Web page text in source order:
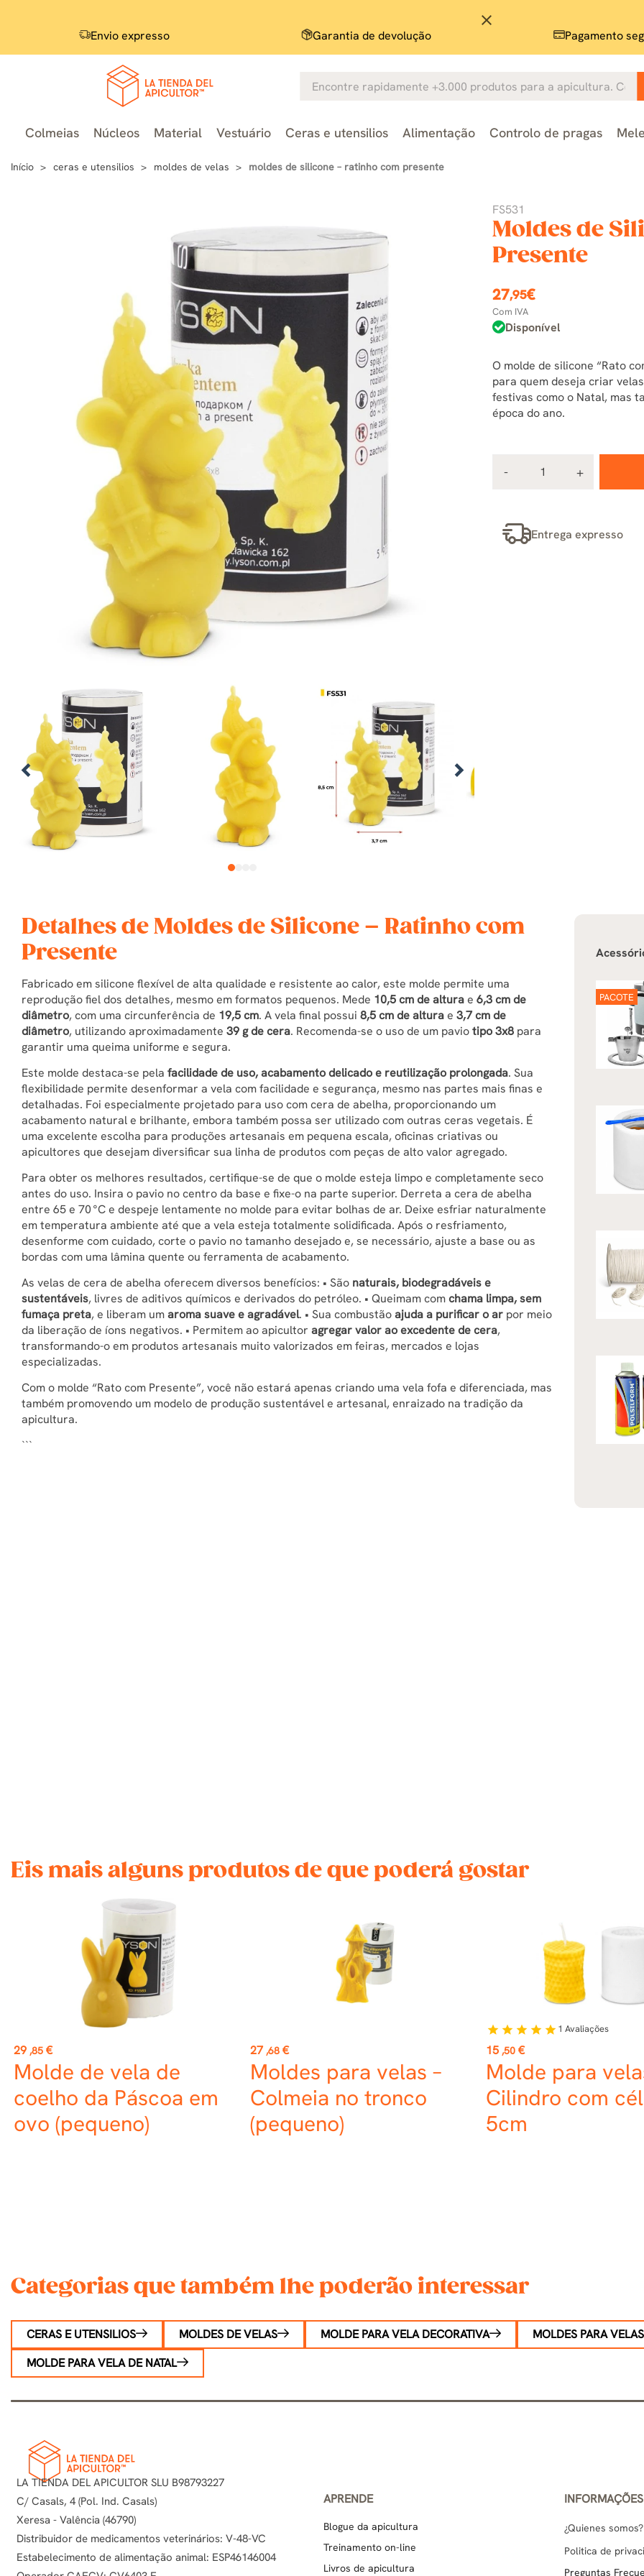
close
Envio expresso Garantia de devolução Pagamento
Colmeias Núcleos Material Vestuário Ceras e utensilios Alimentação Controlo de pragas
Início ceras e utensilios moldes de velas moldes de silicone – ratinho com presente
FS531
Moldes de
Presente
1
27,95€
Com IVA
Disponível
O molde de silicone “Rato
para quem deseja criar
festivas como o Natal, mas
época do ano.
Entrega expresso
Detalhes de Moldes de Silicone – Ratinho com
Presente
Fabricado em silicone flexível de alta qualidade e resistente ao calor, este molde permite uma
reprodução fiel dos detalhes, mesmo em formatos pequenos. Mede 10,5 cm de alturae 6,3 cm de
diâmetro, com uma circunferência de 19,5 cm. A vela final possui 8,5 cm de alturae 3,7 cm de
diâmetro, utilizando aproximadamente 39 g de cera. Recomenda-se o uso de um paviotipo 3x8 para
garantir uma queima uniforme e segura.
Este molde destaca-se pela facilidade de uso, acabamento delicado e reutilização prolongada. Sua
flexibilidade permite desenformar a vela com facilidade e segurança, mesmo nas partes mais finas e
detalhadas. Foi especialmente projetado para uso com cera de abelha, proporcionando um
acabamento natural e brilhante, embora também possa ser utilizado com outras ceras vegetais. É
uma excelente escolha para produções artesanais em pequena escala, oficinas criativas ou
apicultores que desejam diversificar sua linha de produtos com peças de alto valor agregado.
Para obter os melhores resultados, certifique-se de que o molde esteja limpo e completamente seco
antes do uso. Insira o pavio no centro da base e fixe-o na parte superior. Derreta a cera de abelha
entre 65 e 70 °C e despeje lentamente no molde para evitar bolhas de ar. Deixe esfriar naturalmente
em temperatura ambiente até que a vela esteja totalmente solidificada. Após o resfriamento,
desenforme com cuidado, corte o pavio no tamanho desejado e, se necessário, ajuste a base ou as
bordas com uma lâmina quente ou ferramenta de acabamento.
As velas de cera de abelha oferecem diversos benefícios: • São naturais, biodegradáveis e
sustentáveis, livres de aditivos químicos e derivados do petróleo. • Queimam comchama limpa, sem
fumaça preta, e liberam umaroma suave e agradável. • Sua combustãoajuda a purificar o ar por meio
da liberação de íons negativos. • Permitem ao apicultor agregar valor ao excedente de cera,
transformando-o em produtos artesanais muito valorizados em feiras, mercados e lojas
especializadas.
Com o molde “Rato com Presente”, você não estará apenas criando uma vela fofa e diferenciada, mas
também promovendo um modelo de produção sustentável e artesanal, enraizado na tradição da
apicultura.
```
PACOTE
Eis mais alguns produtos de que poderá gostar
Preço
29 ,85 €
Molde de vela de
coelho da Páscoa em
ovo (pequeno)
Preço
27 ,68 €
Moldes para velas –
Colmeia no tronco
(pequeno)
Preço
15 ,50 €
Molde para
Cilindro com
5cm
star star star star star 1 Avaliações
Categorias que também lhe poderão interessar
CERAS E UTENSILIOS MOLDES DE VELAS MOLDE PARA VELA DECORATIVA
MOLDES PARA
MOLDE PARA VELA DE NATAL
LA TIENDA DEL APICULTOR SLU B98793227
C/ Casals, 4 (Pol. Ind. Casals)
Xeresa - Valência (46790)
Distribuidor de medicamentos veterinários: V-48-VC
Estabelecimento de alimentação animal: ESP46146004
APRENDE
Blogue da apicultura
Treinamento on-line
Livros de apicultura
INFORMAÇÕES
¿Quienes somos?
Politica de
Preguntas